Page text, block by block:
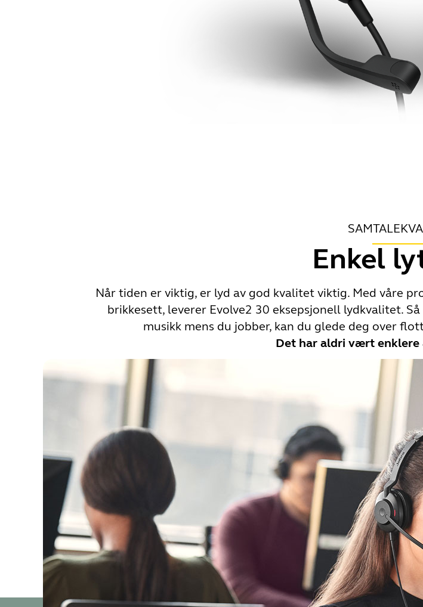
Enkel
Når tiden er viktig, er lyd av god kvalitet viktig. Med våre
brikkesett, leverer Evolve2 30 eksepsjonell lydkvalitet.
musikk mens du jobber, kan du glede deg over
Det har aldri vært enklere